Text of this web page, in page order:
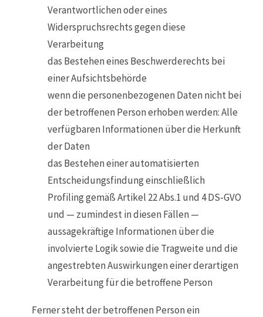
Verantwortlichen oder eines
Widerspruchsrechts gegen diese
Verarbeitung
das Bestehen eines Beschwerderechts bei
einer Aufsichtsbehörde
wenn die personenbezogenen Daten nicht bei
der betroffenen Person erhoben werden: Alle
verfügbaren Informationen über die Herkunft
der Daten
das Bestehen einer automatisierten
Entscheidungsfindung einschließlich
Profiling gemäß Artikel 22 Abs.1 und 4 DS-GVO
und — zumindest in diesen Fällen —
aussagekräftige Informationen über die
involvierte Logik sowie die Tragweite und die
angestrebten Auswirkungen einer derartigen
Verarbeitung für die betroffene Person
Ferner steht der betroffenen Person ein